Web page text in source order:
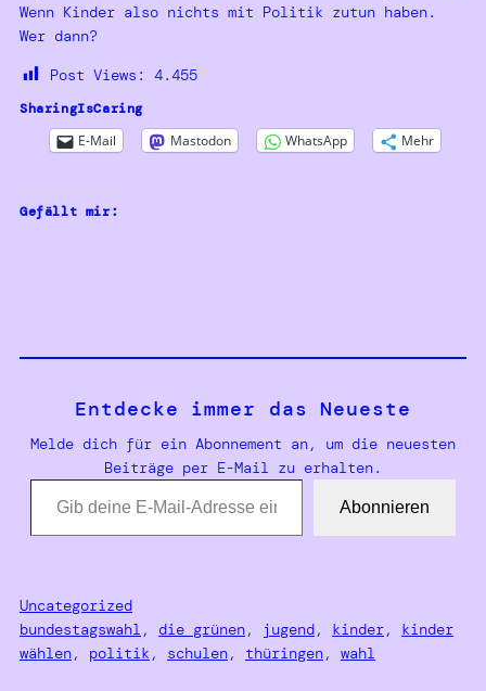
Wenn Kinder also nichts mit Politik zutun haben.
Wer dann?
Post Views:
4.455
SharingIsCaring
E-Mail Mastodon WhatsApp Mehr
Gefällt mir:
Entdecke immer das Neueste
Melde dich für ein Abonnement an, um die neuesten
Beiträge per E-Mail zu erhalten.
Gib deine E-Mail-Adresse ein …
Abonnieren
Uncategorized
bundestagswahl , die grünen, jugend, kinder, kinder
wählen, politik , schulen, thüringen, wahl